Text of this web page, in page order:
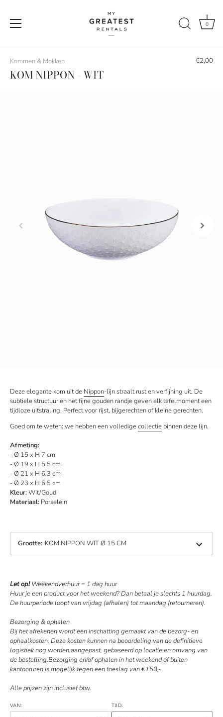
content
0
Kommen & Mokken €2,00
KOM NIPPON - WIT
Deze elegante kom uit de Nippon-lijn straalt rust en verfijning uit. De
subtiele structuur en het fijne gouden randje geven elk tafelmoment een
tijdloze uitstraling. Perfect voor rijst, bijgerechten of kleine gerechten.
Goed om te weten: we hebben een volledigecollectie binnen deze lijn.
Afmeting:
- Ø 15 x H 7 cm
- Ø 19 x H 5.5 cm
- Ø 21 x H 6.3 cm
- Ø 23 x H 6.5 cm
Kleur:Wit/Goud
Materiaal: Porselein
Grootte: KOM NIPPON WIT Ø 15 CM
Let op!Weekendverhuur = 1 dag huur
Huur je een product voor het weekend? Dan betaal je slechts 1 huurdag.
De huurperiode loopt van vrijdag (afhalen) tot maandag (retourneren).
Bezorging & ophalen
Bij het afrekenen wordt een inschatting gemaakt van de bezorg- en
ophaalkosten. Deze kosten kunnen na beoordeling van de definitieve
logistiek nog worden aangepast, gebaseerd op locatie en omvang van
de bestelling.Bezorging en/of ophalen in het weekend of buiten
kantooruren is mogelijk tegen een toeslag van €150,-.
Alle prijzen zijn inclusief btw.
VAN: TIJD: